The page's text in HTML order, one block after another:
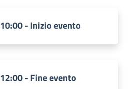
10:00 - Inizio evento
12:00 - Fine evento